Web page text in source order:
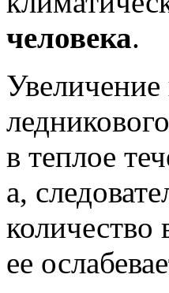
человека.
Увеличение
в теплое
а,
количество
ее